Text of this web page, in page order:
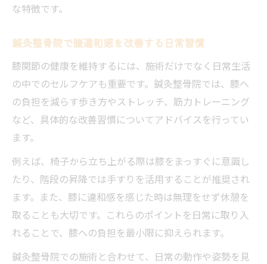
な特徴です。
鍼灸整骨院で膝違和感を改善する日常習慣
膝関節の健康を維持するには、施術だけでなく日常生活
の中でのセルフケアも重要です。鍼灸整骨院では、膝へ
の負担を減らす歩き方やストレッチ、筋力トレーニング
など、具体的な改善習慣についてアドバイスを行ってい
ます。
例えば、椅子から立ち上がる際は膝をまっすぐに意識し
たり、階段の昇降では手すりを活用することが推奨され
ます。また、膝に違和感を感じた時は無理をせず休憩を
取ることも大切です。これらのポイントを日常に取り入
れることで、膝への負担を最小限に抑えられます。
鍼灸整骨院での施術と合わせて、日常の動作や姿勢を見